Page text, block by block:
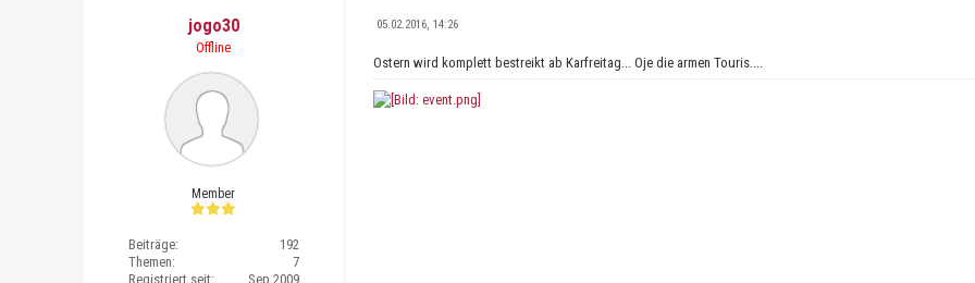
jogo30
Offline
Member
Beiträge:
192
Themen:
7
Registriert seit:
Sep 2009
05.02.2016, 14:26
Ostern wird komplett bestreikt ab Karfreitag... Oje die armen Touris....